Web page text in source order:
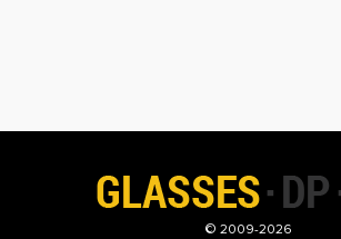
© 2009-2026